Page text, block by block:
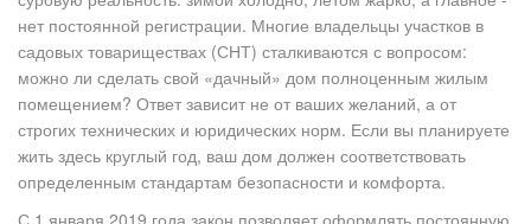
нет постоянной регистрации. Многие владельцы участков в
садовых товариществах (СНТ) сталкиваются с вопросом:
можно ли сделать свой «дачный» дом полноценным жилым
помещением? Ответ зависит не от ваших желаний, а от
строгих технических и юридических норм. Если вы планируете
жить здесь круглый год, ваш дом должен соответствовать
определенным стандартам безопасности и комфорта.